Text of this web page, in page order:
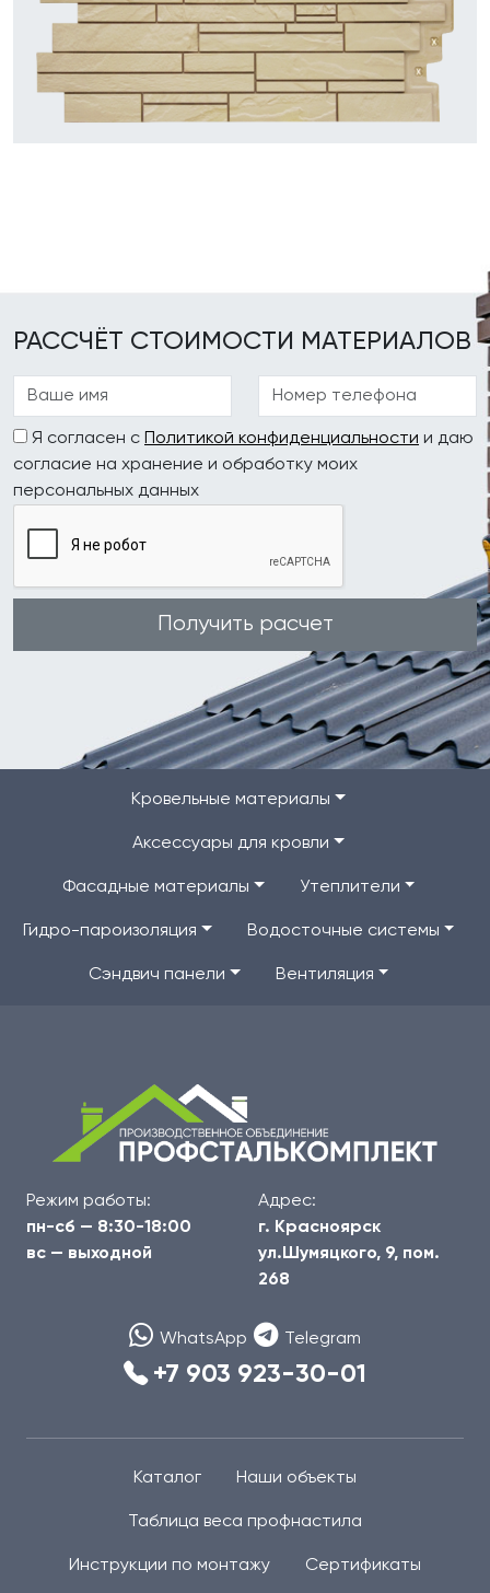
РАССЧЁТ СТОИМОСТИ МАТЕРИАЛОВ
Я согласен с Политикой конфиденциальности и даю
согласие на хранение и обработку моих
персональных данных
Получить расчет
Кровельные материалы
Аксессуары для кровли
Фасадные материалы Утеплители
Гидро-пароизоляция Водосточные системы
Сэндвич панели Вентиляция
Режим работы:
пн-сб — 8:30-18:00
вс — выходной
Адрес:
г. Красноярск
ул.Шумяцкого, 9, пом.
268
WhatsApp Telegram
+7 903 923-30-01
Каталог Наши объекты
Таблица веса профнастила
Инструкции по монтажу Сертификаты